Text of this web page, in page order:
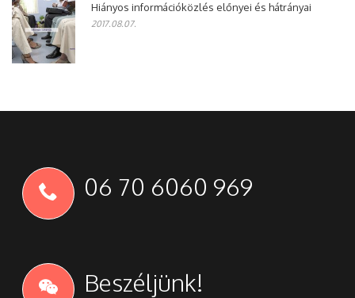
Hiányos információközlés előnyei és hátrányai
2017.08.07.
06 70 6060 969
Beszéljünk!